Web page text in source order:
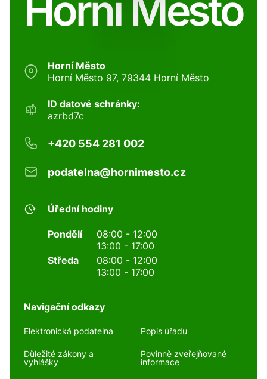
Horní Město
Horní Město
Horní Město 97, 79344 Horní Město
ID datové schránky:
azrbd7c
+420 554 281 002
podatelna@hornimesto.cz
Úřední hodiny
Pondělí
08:00 - 12:00
13:00 - 17:00
Středa
08:00 - 12:00
13:00 - 17:00
Navigační odkazy
Elektronická podatelna Popis úřadu
Důležité zákony a
vyhlášky
Povinně zveřejňované
informace